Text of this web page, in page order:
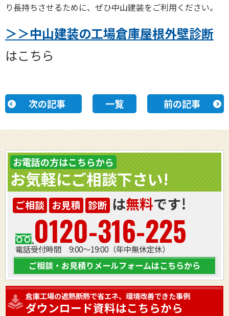
り長持ちさせるために、ぜひ中山建装をご利用ください。
＞＞中山建装の工場倉庫屋根外壁診断
はこちら
次の記事 一覧 前の記事
お電話の方はこちらから
お気軽にご相談下さい!
ご相談 お見積 診断 は無料です!
0120-316-225
電話受付時間 9:00～19:00（年中無休定休）
ご相談・お見積りメールフォームはこちらから
倉庫工場の遮熱断熱で省エネ、環境改善できた事例
ダウンロード資料はこちらから